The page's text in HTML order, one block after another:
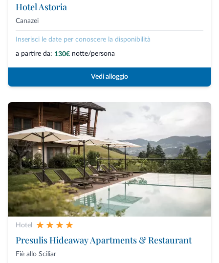
Hotel Astoria
Canazei
Inserisci le date per conoscere la disponibilità
a partire da: 130€ notte/persona
Vedi alloggio
Hotel
Presulis Hideaway Apartments & Restaurant
Fiè allo Sciliar